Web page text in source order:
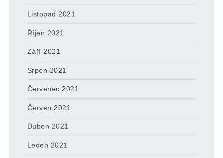
Listopad 2021
Říjen 2021
Září 2021
Srpen 2021
Červenec 2021
Červen 2021
Duben 2021
Leden 2021